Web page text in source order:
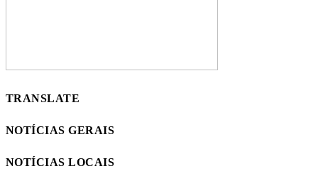
TRANSLATE
NOTÍCIAS GERAIS
NOTÍCIAS LOCAIS